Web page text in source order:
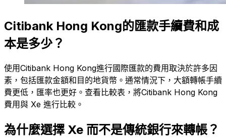
Citibank Hong Kong的匯款手續費和成
本是多少？
使用Citibank Hong Kong進行國際匯款的費用取決於許多因
素，包括匯款金額和目的地貨幣。通常情況下，大額轉帳手續
費更低，匯率也更好。查看比較表，將Citibank Hong Kong
費用與 Xe 進行比較。
為什麼選擇 Xe 而不是傳統銀行來轉帳？